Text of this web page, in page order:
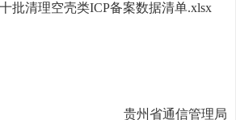
批清理空壳类ICP备案数据清单.xlsx
贵州省通信管理局